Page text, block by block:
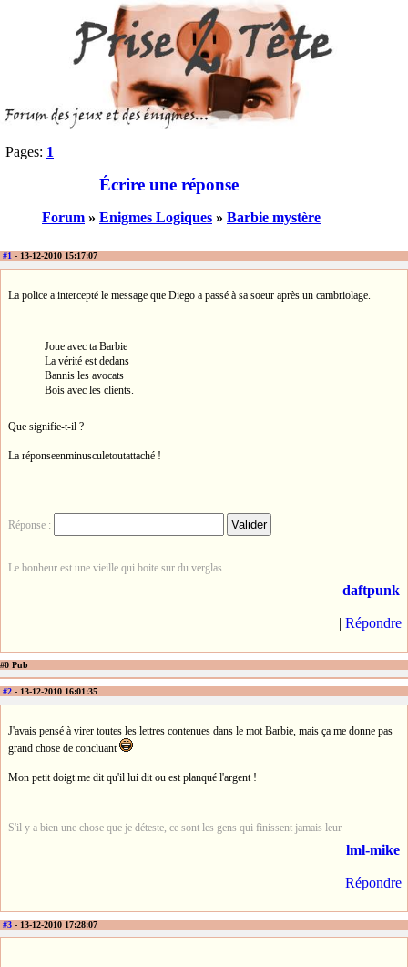
Pages: 1
Écrire une réponse
Forum » Enigmes Logiques » Barbie mystère
#1 - 13-12-2010 15:17:07
La police a intercepté le message que Diego a passé à sa soeur après un cambriolage.
Joue avec ta Barbie
La vérité est dedans
Bannis les avocats
Bois avec les clients.
Que signifie-t-il ?
La réponseenminusculetoutattaché !
Réponse :
Le bonheur est une vieille qui boite sur du verglas...
daftpunk
| Répondre
#0 Pub
#2 - 13-12-2010 16:01:35
J'avais pensé à virer toutes les lettres contenues dans le mot Barbie, mais ça me donne pas
grand chose de concluant
Mon petit doigt me dit qu'il lui dit ou est planqué l'argent !
S'il y a bien une chose que je déteste, ce sont les gens qui finissent jamais leur
lml-mike
Répondre
#3 - 13-12-2010 17:28:07